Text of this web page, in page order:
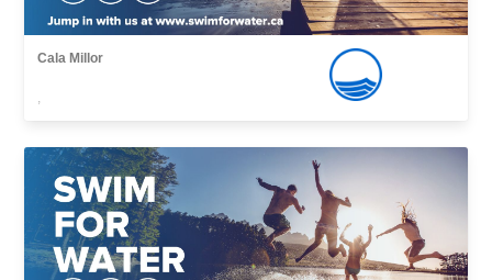
Cala Millor
,